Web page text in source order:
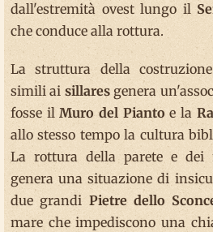
dall'estremità ovest lungo il
che conduce alla rottura.
La struttura della
simili ai sillaresgenera
fosse ilMuro del Pianto e la
allo stesso tempo la cultura
La rottura della parete e dei
genera una situazione di
due grandi Pietre dello
mare che impediscono una